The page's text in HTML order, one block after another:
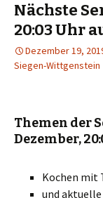
Nächste
20:03 Uhr
Dezember 19,
Siegen-Wittgenstein
Themen der
Dezember,
Kochen mit
und aktuelle